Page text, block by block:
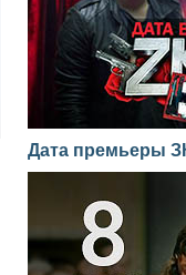
Дата премьеры